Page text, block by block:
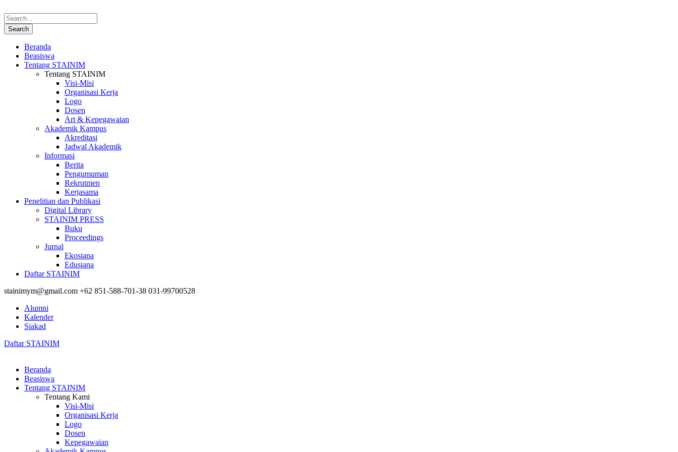
Beranda
Beasiswa
Tentang STAINIM
Tentang STAINIM
Visi-Misi
Organisasi Kerja
Logo
Dosen
Art & Kepegawaian
Akademik Kampus
Akreditasi
Jadwal Akademik
Informasi
Berita
Pengumuman
Rekrutmen
Kerjasama
Penelitian dan Publikasi
Digital Library
STAINIM PRESS
Buku
Proceedings
Jurnal
Ekosiana
Edusiana
Daftar STAINIM
stainimym@gmail.com +62 851-588-701-38 031-99700528
Alumni
Kalender
Siakad
Daftar STAINIM
Beranda
Beasiswa
Tentang STAINIM
Tentang Kami
Visi-Misi
Organisasi Kerja
Logo
Dosen
Kepegawaian